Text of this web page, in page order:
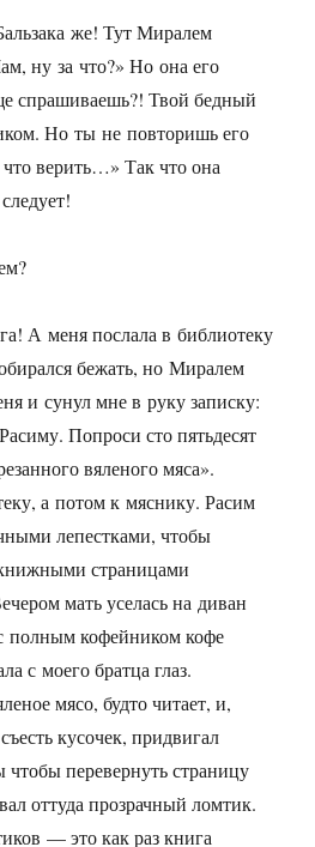
же! Тут Миралем
ну за что?» Но она его
спрашиваешь?! Твой бедный
Но ты не повторишь его
верить…» Так что она
А меня послала в библиотеку
бежать, но Миралем
и сунул мне в руку записку:
Попроси сто пятьдесят
вяленого мяса».
а потом к мяснику. Расим
лепестками, чтобы
страницами
мать уселась на диван
полным кофейником кофе
с моего братца глаз.
мясо, будто читает, и,
кусочек, придвигал
чтобы перевернуть страницу
оттуда прозрачный ломтик.
— это как раз книга